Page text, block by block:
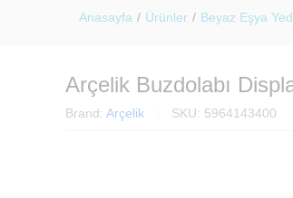
Anasayfa / Ürünler / Beyaz Eşya
Arçelik Buzdolabı
Brand: Arçelik SKU: 5964143400